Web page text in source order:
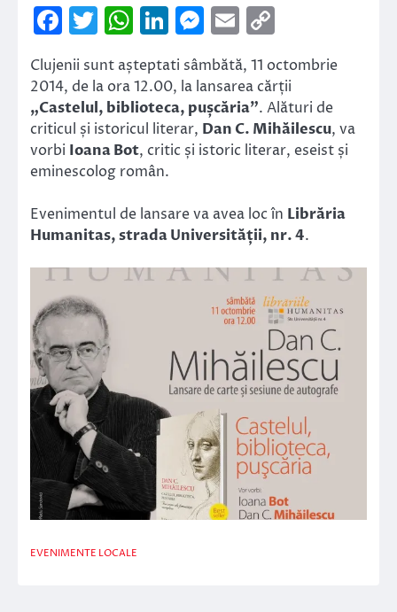
Facebook
Twitter
WhatsApp
LinkedIn
Messenger
Email
Link
Clujenii sunt așteptati sâmbătă, 11 octombrie
2014, de la ora 12.00, la lansarea cărții
„Castelul, biblioteca, pușcăria”. Alături de
criticul și istoricul literar, Dan C. Mihăilescu, va
vorbi Ioana Bot, critic și istoric literar, eseist și
eminescolog român.
Evenimentul de lansare va avea loc în Librăria
Humanitas, strada Universității, nr. 4.
EVENIMENTE LOCALE